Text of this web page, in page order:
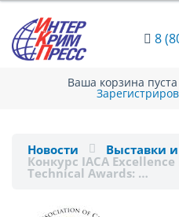
8
Ваша корзина пуста
Новости Выставки
Конкурс IACA
Technical Awards: …